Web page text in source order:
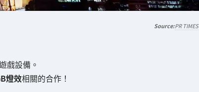
PR TIMES
戲設備。
燈效相關的合作！